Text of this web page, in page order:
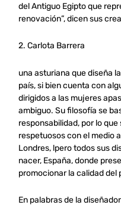
del Antiguo Egipto que
renovación”, dicen sus
2. Carlota Barrera
una asturiana que diseña
país, si bien cuenta con
dirigidos a las mujeres
ambiguo. Su filosofía se
responsabilidad, por lo
respetuosos con el medio
Londres, lpero todos sus
nacer, España, donde
promocionar la calidad del
En palabras de la